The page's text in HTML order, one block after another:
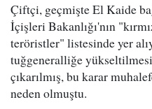
Çiftçi, geçmişte El Kaide
İçişleri Bakanlığı'nın
teröristler" listesinde yer
tuğgeneralliğe
çıkarılmış, bu karar
neden olmuştu.